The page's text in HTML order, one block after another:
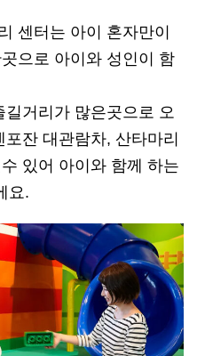
센터는 아이 혼자만이
으로 아이와 성인이 함
거리가 많은곳으로 오
잔 대관람차, 산타마리
있어 아이와 함께 하는
요.